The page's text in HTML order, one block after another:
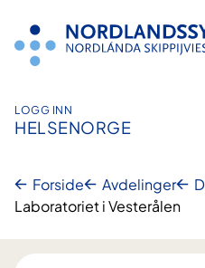
innhold
LOGG INN
HELSENORGE
Forside Avdelinger
Laboratoriet i Vesterålen